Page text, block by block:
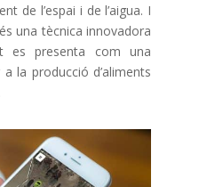
de l’espai i de l’aigua. I
una tècnica innovadora
es presenta com una
la producció d’aliments